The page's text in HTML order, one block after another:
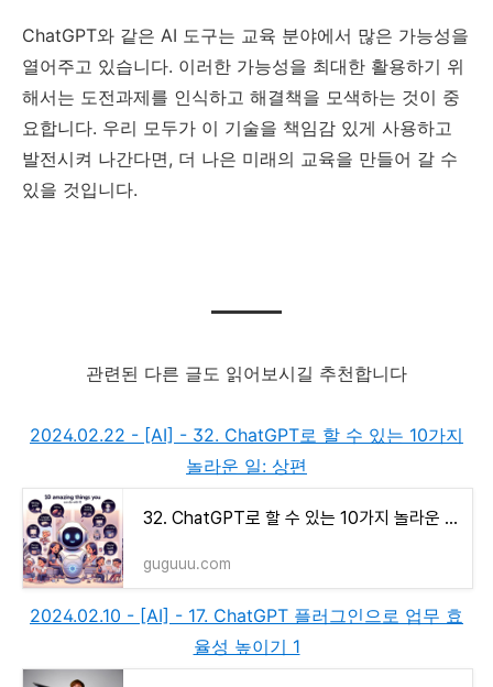
ChatGPT와 같은 AI 도구는 교육 분야에서 많은 가능성을
열어주고 있습니다. 이러한 가능성을 최대한 활용하기 위
해서는 도전과제를 인식하고 해결책을 모색하는 것이 중
요합니다. 우리 모두가 이 기술을 책임감 있게 사용하고
발전시켜 나간다면, 더 나은 미래의 교육을 만들어 갈 수
있을 것입니다.
관련된 다른 글도 읽어보시길 추천합니다
2024.02.22 - [AI] - 32. ChatGPT로 할 수 있는 10가지
놀라운 일: 상편
32. ChatGPT로 할 수 있는 10가지 놀라운 일: 상편
guguuu.com
2024.02.10 - [AI] - 17. ChatGPT 플러그인으로 업무 효
율성 높이기 1